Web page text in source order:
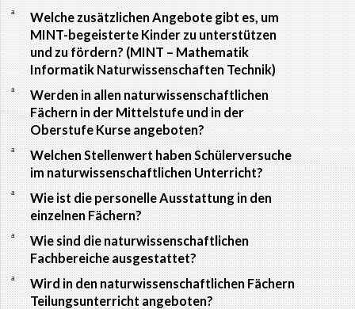
a
Welche zusätzlichen Angebote gibt es, um
MINT-begeisterte Kinder zu unterstützen
und zu fördern? (MINT – Mathematik
Informatik Naturwissenschaften Technik)
a
Werden in allen naturwissenschaftlichen
Fächern in der Mittelstufe und in der
Oberstufe Kurse angeboten?
a
Welchen Stellenwert haben Schülerversuche
im naturwissenschaftlichen Unterricht?
a
Wie ist die personelle Ausstattung in den
einzelnen Fächern?
a
Wie sind die naturwissenschaftlichen
Fachbereiche ausgestattet?
a
Wird in den naturwissenschaftlichen Fächern
Teilungsunterricht angeboten?